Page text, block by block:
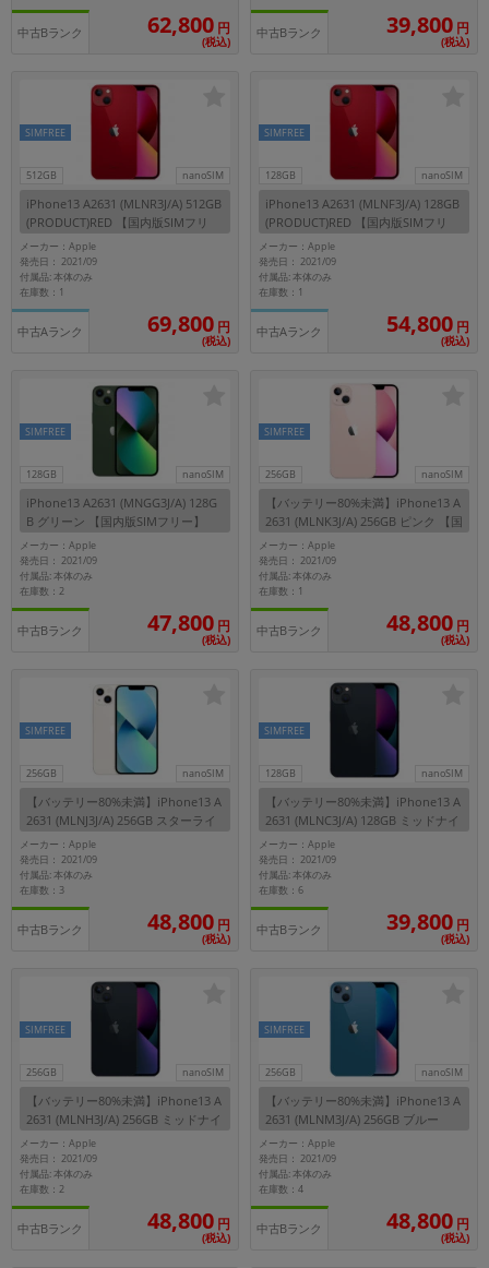
中古Bランク 62,800 円
(税込)
中古Bランク 39,800 円
(税込)
512GB nanoSIM
SIMFREE
iPhone13 A2631 (MLNR3J/A) 512GB
(PRODUCT)RED 【国内版SIMフリ
ー】
メーカー：Apple
発売日： 2021/09
付属品: 本体のみ
在庫数：1
中古Aランク 69,800 円
(税込)
128GB nanoSIM
SIMFREE
iPhone13 A2631 (MLNF3J/A) 128GB
(PRODUCT)RED 【国内版SIMフリ
ー】
メーカー：Apple
発売日： 2021/09
付属品: 本体のみ
在庫数：1
中古Aランク 54,800 円
(税込)
128GB nanoSIM
SIMFREE
iPhone13 A2631 (MNGG3J/A) 128G
B グリーン 【国内版SIMフリー】
メーカー：Apple
発売日： 2021/09
付属品: 本体のみ
在庫数：2
中古Bランク 47,800 円
(税込)
256GB nanoSIM
SIMFREE
【バッテリー80%未満】iPhone13 A
2631 (MLNK3J/A) 256GB ピンク 【国
内版SIMフリー】
メーカー：Apple
発売日： 2021/09
付属品: 本体のみ
在庫数：1
中古Bランク 48,800 円
(税込)
256GB nanoSIM
SIMFREE
【バッテリー80%未満】iPhone13 A
2631 (MLNJ3J/A) 256GB スターライ
ト 【国内版SIMフリー】
メーカー：Apple
発売日： 2021/09
付属品: 本体のみ
在庫数：3
中古Bランク 48,800 円
(税込)
128GB nanoSIM
SIMFREE
【バッテリー80%未満】iPhone13 A
2631 (MLNC3J/A) 128GB ミッドナイ
ト 【国内版SIMフリー】
メーカー：Apple
発売日： 2021/09
付属品: 本体のみ
在庫数：6
中古Bランク 39,800 円
(税込)
256GB nanoSIM
SIMFREE
【バッテリー80%未満】iPhone13 A
2631 (MLNH3J/A) 256GB ミッドナイ
ト 【国内版SIMフリー】
メーカー：Apple
発売日： 2021/09
付属品: 本体のみ
在庫数：2
中古Bランク 48,800 円
(税込)
256GB nanoSIM
SIMFREE
【バッテリー80%未満】iPhone13 A
2631 (MLNM3J/A) 256GB ブルー
【国内版SIMフリー】
メーカー：Apple
発売日： 2021/09
付属品: 本体のみ
在庫数：4
中古Bランク 48,800 円
(税込)
円
発売日
年 月 から
月 まで
各項目のチェックボックスは「or検索」となります。
ただし機能別のみ「and検索」となります。